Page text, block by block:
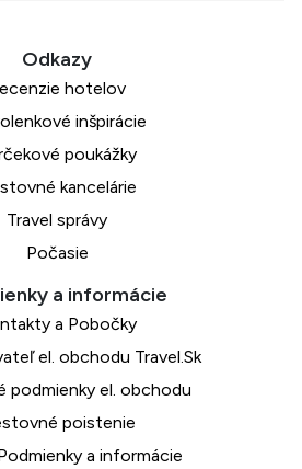
hotelov
inšpirácie
poukážky
kancelárie
Travel správy
Počasie
a Pobočky
el. obchodu Travel.Sk
podmienky el. obchodu
poistenie
a informácie